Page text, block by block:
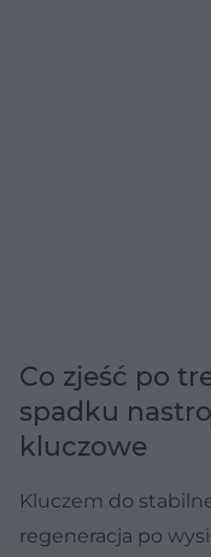
Co zjeść po
spadku
kluczowe
Kluczem do
regeneracja po